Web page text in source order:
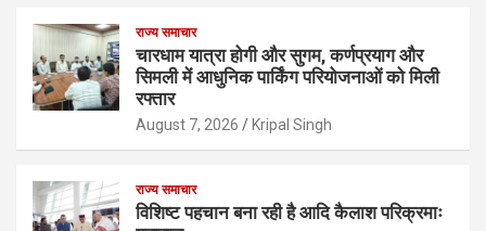
राज्य समाचार
चारधाम यात्रा होगी और सुगम, कर्णप्रयाग और
सिमली में आधुनिक पार्किंग परियोजनाओं को मिली
रफ्तार
August 7, 2026 Kripal Singh
राज्य समाचार
विशिष्ट पहचान बना रही है आदि कैलाश परिक्रमाः